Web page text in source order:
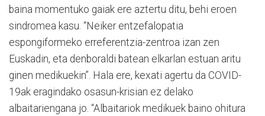
baina momentuko gaiak ere aztertu ditu, behi eroen
sindromea kasu. “Neiker entzefalopatia
espongiformeko erreferentzia-zentroa izan zen
Euskadin, eta denboraldi batean elkarlan estuan aritu
ginen medikuekin”. Hala ere, kexati agertu da COVID-
19ak eragindako osasun-krisian ez delako
albaitariengana jo. “Albaitariok medikuek baino ohitura